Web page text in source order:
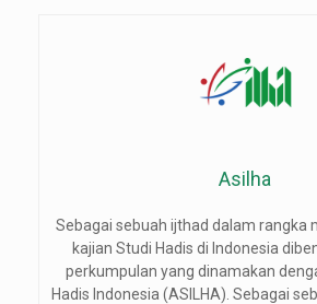
Asilha
Sebagai sebuah ijthad dalam rangka
kajian Studi Hadis di Indonesia
perkumpulan yang dinamakan
Hadis Indonesia (ASILHA). Sebagai